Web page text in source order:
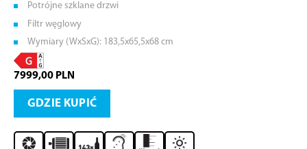
Potrójne szklane drzwi
Filtr węglowy
Wymiary (WxSxG): 183,5x65,5x68 cm
7999,00 PLN
GDZIE KUPIĆ